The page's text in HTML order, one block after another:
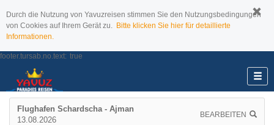
Durch die Nutzung von Yavuzreisen stimmen Sie den Nutzungsbedingungen
von Cookies auf Ihrem Gerät zu. Bitte klicken Sie hier für detaillierte
Informationen.
footer.tursab.no.text: true
Flughafen Schardscha - Ajman
13.08.2026
BEARBEITEN